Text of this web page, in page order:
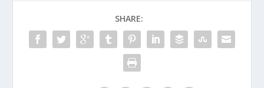
SHARE: